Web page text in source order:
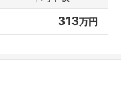
313万円